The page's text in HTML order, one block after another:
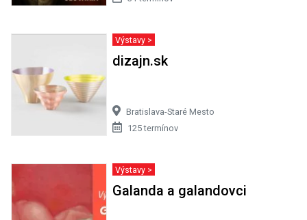
Výstavy >
dizajn.sk
Bratislava-Staré Mesto
125 termínov
Výstavy >
Galanda a galandovci